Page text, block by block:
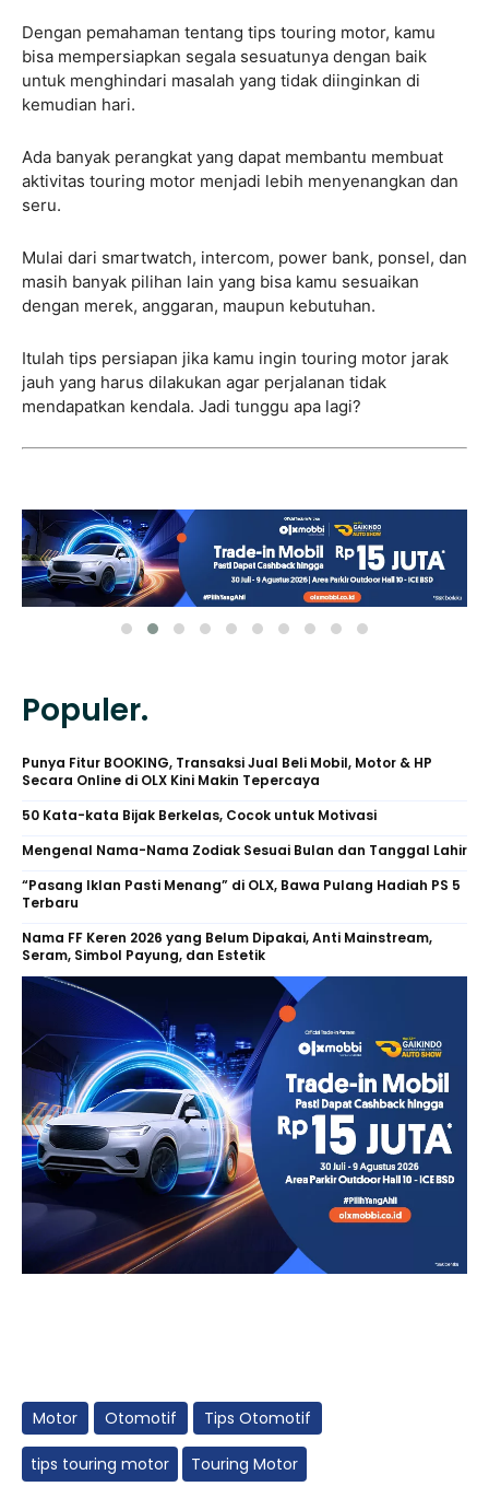
Dengan pemahaman tentang tips touring motor, kamu
bisa mempersiapkan segala sesuatunya dengan baik
untuk menghindari masalah yang tidak diinginkan di
kemudian hari.
Ada banyak perangkat yang dapat membantu membuat
aktivitas touring motor menjadi lebih menyenangkan dan
seru.
Mulai dari smartwatch, intercom, power bank, ponsel, dan
masih banyak pilihan lain yang bisa kamu sesuaikan
dengan merek, anggaran, maupun kebutuhan.
Itulah tips persiapan jika kamu ingin touring motor jarak
jauh yang harus dilakukan agar perjalanan tidak
mendapatkan kendala. Jadi tunggu apa lagi?
Populer.
Punya Fitur BOOKING, Transaksi Jual Beli Mobil, Motor & HP
Secara Online di OLX Kini Makin Tepercaya
50 Kata-kata Bijak Berkelas, Cocok untuk Motivasi
Mengenal Nama-Nama Zodiak Sesuai Bulan dan Tanggal Lahir
“Pasang Iklan Pasti Menang” di OLX, Bawa Pulang Hadiah PS 5
Terbaru
Nama FF Keren 2026 yang Belum Dipakai, Anti Mainstream,
Seram, Simbol Payung, dan Estetik
Motor Otomotif Tips Otomotif
tips touring motor Touring Motor